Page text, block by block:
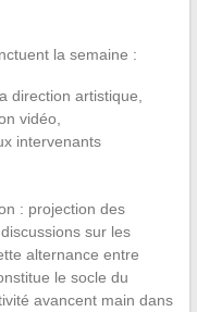
la semaine :
direction artistique,
vidéo,
intervenants
: projection des
sur les
alternance entre
le socle du
avancent main dans